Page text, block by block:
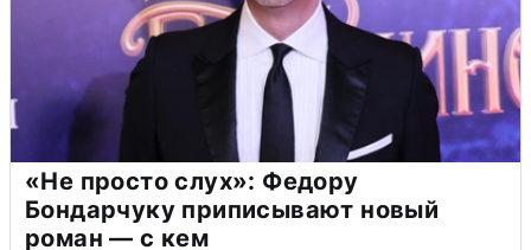
«Не просто слух»: Федору
Бондарчуку приписывают новый
роман — с кем